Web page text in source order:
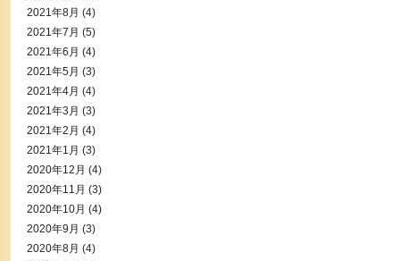
2021年8月 (4)
2021年7月 (5)
2021年6月 (4)
2021年5月 (3)
2021年4月 (4)
2021年3月 (3)
2021年2月 (4)
2021年1月 (3)
2020年12月 (4)
2020年11月 (3)
2020年10月 (4)
2020年9月 (3)
2020年8月 (4)